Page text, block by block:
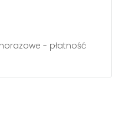
- płatność gotówką